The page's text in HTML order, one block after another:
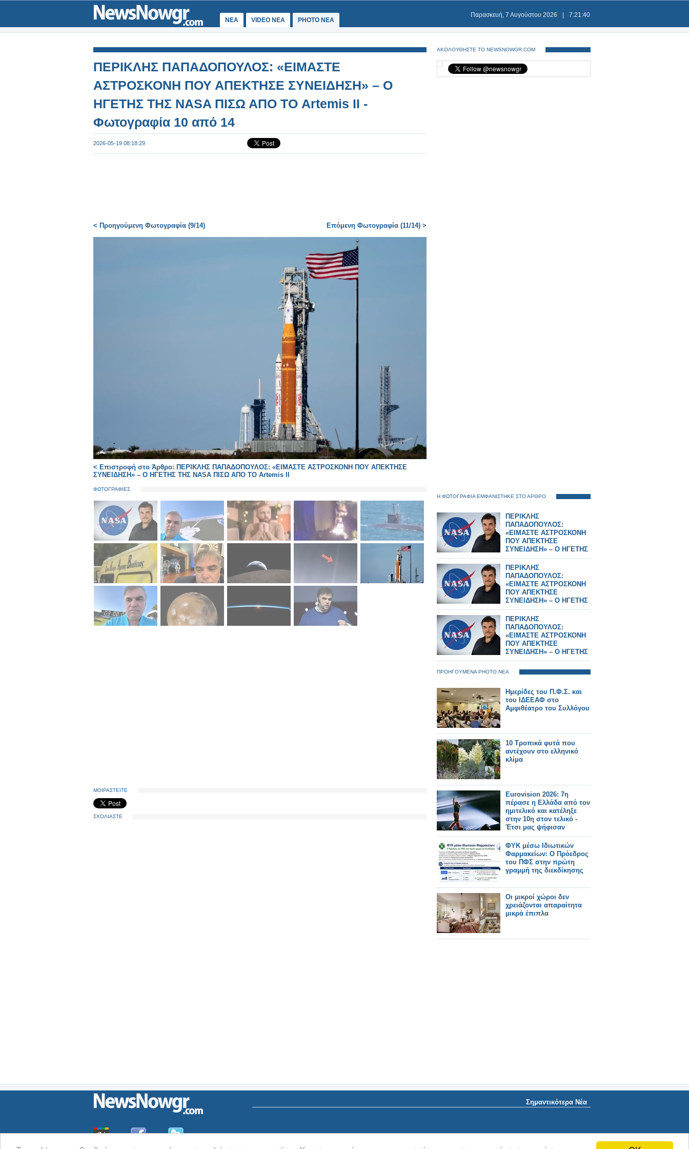
ΝΕΑ VIDEO NEA PHOTO NEA
Παρασκευή, 7 Αυγούστου 2026 7:21:41
ΠΕΡΙΚΛΗΣ ΠΑΠΑΔΟΠΟΥΛΟΣ: «ΕΙΜΑΣΤΕ
ΑΣΤΡΟΣΚΟΝΗ ΠΟΥ ΑΠΕΚΤΗΣΕ ΣΥΝΕΙΔΗΣΗ» – Ο
ΗΓΕΤΗΣ ΤΗΣ NASA ΠΙΣΩ ΑΠΟ ΤΟ Artemis II -
Φωτογραφία 10 από 14
2026-05-19 08:18:29
< Προηγούμενη Φωτογραφία (9/14) Επόμενη Φωτογραφία (11/14) >
< Επιστροφή στο Άρθρο: ΠΕΡΙΚΛΗΣ ΠΑΠΑΔΟΠΟΥΛΟΣ: «ΕΙΜΑΣΤΕ ΑΣΤΡΟΣΚΟΝΗ ΠΟΥ ΑΠΕΚΤΗΣΕ
ΣΥΝΕΙΔΗΣΗ» – Ο ΗΓΕΤΗΣ ΤΗΣ NASA ΠΙΣΩ ΑΠΟ ΤΟ Artemis II
ΦΩΤΟΓΡΑΦΙΕΣ
ΜΟΙΡΑΣΤΕΙΤΕ
ΣΧΟΛΙΑΣΤΕ
ΑΚΟΛΟΥΘΗΣΤΕ ΤΟ NEWSNOWGR.COM
Η ΦΩΤΟΓΡΑΦΙΑ ΕΜΦΑΝΙΣΤΗΚΕ ΣΤΟ ΑΡΘΡΟ
ΠΕΡΙΚΛΗΣ
ΠΑΠΑΔΟΠΟΥΛΟΣ:
«ΕΙΜΑΣΤΕ ΑΣΤΡΟΣΚΟΝΗ
ΠΟΥ ΑΠΕΚΤΗΣΕ
ΣΥΝΕΙΔΗΣΗ» – Ο ΗΓΕΤΗΣ
ΤΗΣ NASA ΠΙΣΩ ΑΠΟ ΤΟ
Artemis II
ΠΕΡΙΚΛΗΣ
ΠΑΠΑΔΟΠΟΥΛΟΣ:
«ΕΙΜΑΣΤΕ ΑΣΤΡΟΣΚΟΝΗ
ΠΟΥ ΑΠΕΚΤΗΣΕ
ΣΥΝΕΙΔΗΣΗ» – Ο ΗΓΕΤΗΣ
ΤΗΣ NASA ΠΙΣΩ ΑΠΟ ΤΟ
Artemis II
ΠΕΡΙΚΛΗΣ
ΠΑΠΑΔΟΠΟΥΛΟΣ:
«ΕΙΜΑΣΤΕ ΑΣΤΡΟΣΚΟΝΗ
ΠΟΥ ΑΠΕΚΤΗΣΕ
ΣΥΝΕΙΔΗΣΗ» – Ο ΗΓΕΤΗΣ
ΤΗΣ NASA ΠΙΣΩ ΑΠΟ ΤΟ
Artemis II
ΠΡΟΗΓΟΥΜΕΝΑ PHOTO ΝΕΑ
Ημερίδες του Π.Φ.Σ. και
του ΙΔΕΕΑΦ στο
Αμφιθέατρο του Συλλόγου
10 Τροπικά φυτά που
αντέχουν στο ελληνικό
κλίμα
Eurovision 2026: 7η
πέρασε η Ελλάδα από τον
ημιτελικό και κατέληξε
στην 10η στον τελικό -
Έτσι μας ψήφισαν
ΦΥΚ μέσω Ιδιωτικών
Φαρμακείων: Ο Πρόεδρος
του ΠΦΣ στην πρώτη
γραμμή της διεκδίκησης
Οι μικροί χώροι δεν
χρειάζονται απαραίτητα
μικρά έπιπλα
Σημαντικότερα Νέα